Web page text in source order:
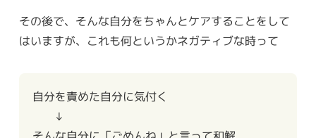
その後で、そんな自分をちゃんとケアすることをして
はいますが、これも何というかネガティブな時って
自分を責めた自分に気付く
↓